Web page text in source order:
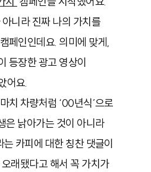
니라 진짜 나의 가치를
페인인데요. 의미에 맞게,
등장한 광고 영상이
어요.
치 차량처럼 ‘00년식’으로
은 낡아가는 것이 아니라
카피에 대한 칭찬 댓글이
래됐다고 해서 꼭 가치가